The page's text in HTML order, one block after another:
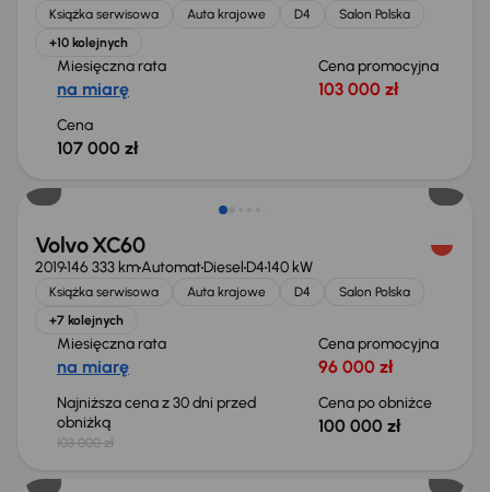
Książka serwisowa Auta krajowe D4
Salon Polska
+10 kolejnych
Miesięczna rata
na miarę
Cena promocyjna
103 000 zł
Cena
107 000 zł
Volvo XC60
2019146 333 kmAutomatDiesel D4140 kW
Książka serwisowa Auta krajowe D4
Salon Polska
+7 kolejnych
Miesięczna rata
na miarę
Cena promocyjna
96 000 zł
Najniższa cena z 30 dni przed
obniżką
103 000 zł
Cena po obniżce
100 000 zł
Możliwość odliczenia VAT